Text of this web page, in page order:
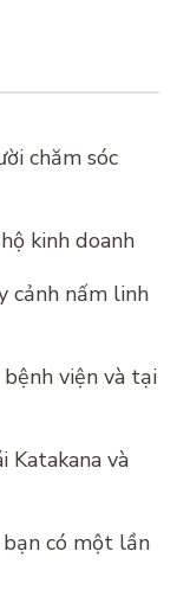
chăm sóc
kinh doanh
cảnh nấm linh
viện và tại
Katakana và
có một lần